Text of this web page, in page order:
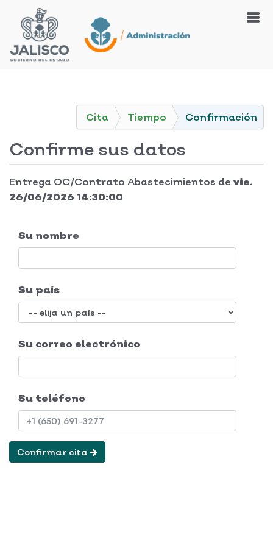
Cita Tiempo Confirmación
Confirme sus datos
Entrega OC/Contrato Abastecimientos de vie.
26/06/2026 14:30:00
Su nombre
Su país
Su correo electrónico
Su teléfono
Confirmar cita